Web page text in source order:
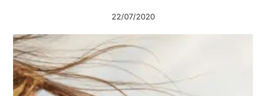
22/07/2020